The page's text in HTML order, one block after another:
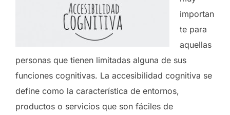
importan
te para
aquellas
personas que tienen limitadas alguna de sus
funciones cognitivas. La accesibilidad cognitiva se
define como la característica de entornos,
productos o servicios que son fáciles de